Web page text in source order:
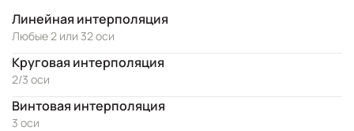
Линейная интерполяция
Любые 2 или 32 оси
Круговая интерполяция
2/3 оси
Винтовая интерполяция
3 оси